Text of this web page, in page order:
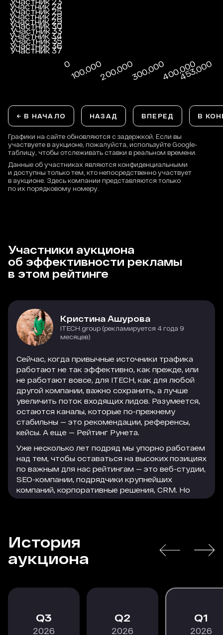
← В НАЧАЛО НАЗАД ВПЕРЕД В
Графики на сайте обновляются с задержкой. Если вы
участвуете в аукционе, пожалуйста, используйте Google-
таблицу, чтобы отслеживать ставки в реальном времени.
Данные об участниках являются конфиденциальными
и доступны только тем, кто непосредственно участвует
в аукционе. Здесь компании представляются только
по их порядковому номеру.
Участники аукциона
об эффективности рекламы
в этом рейтинге
Кристина Ашурова
ITECH.group (рекламируется 4 года 9
месяцев)
Сейчас, когда привычные источники трафика
работают не так эффективно, как прежде, или
не работают вовсе, для ITECH, как для любой
другой компании, важно сохранить, а лучше
увеличить поток входящих лидов. Разумеется,
остаются каналы, которые по-прежнему
стабильны — это рекомендации, референсы,
кейсы. А еще — Рейтинг Рунета.
Уже несколько лет подряд мы упорно работаем
над тем, чтобы оставаться на высоких позициях
по важным для нас рейтингам — это веб-студии,
SEO-компании, подрядчики крупнейших
компаний, корпоративные решения, CRM. Но
параллельно с этим мы активно используем
трафика на сайт. Этот трафик легко
конвертируется в заявки, а заявки — в
благодарных клиентов, которые остаются с
В текущей экономической ситуации особенно
важно действовать проактивно, следить за
том числе по рекламному размещению. Радует,
что коллеги из Рейтинга Рунета не стоят на
РАСКРЫТЬ
История
аукциона
3
2026
2
2026
1
2026